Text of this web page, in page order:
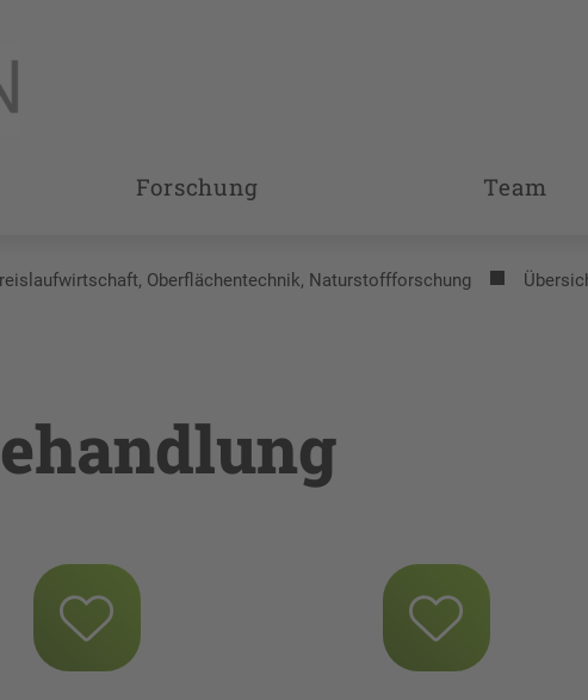
Forschung Team
Oberflächentechnik, Naturstoffforschung